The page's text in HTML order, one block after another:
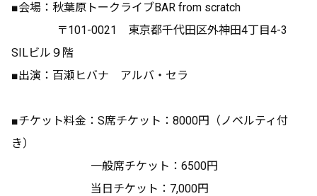
■会場：秋葉原トークライブBAR from scratch
〒101-0021 東京都千代田区外神田4丁目4-3
SILビル９階
■出演：百瀬ヒバナ アルバ・セラ
■チケット料金：S席チケット：8000円（ノベルティ付
き）
一般席チケット：6500円
当日チケット：7,000円